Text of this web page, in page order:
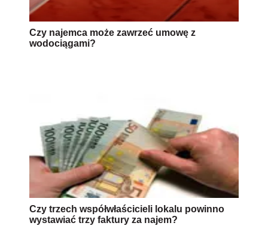
Czy najemca może zawrzeć umowę z
wodociągami?
Czy trzech współwłaścicieli lokalu powinno
wystawiać trzy faktury za najem?